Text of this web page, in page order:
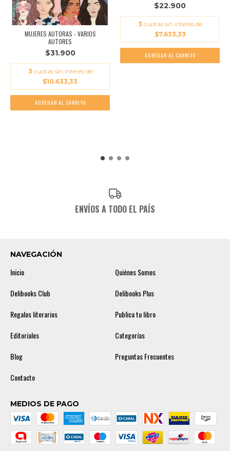
MUJERES AUTORAS - VARIOS
AUTORES
$31.900
3 cuotas sin interés de
$10.633,33
$22.900
3 cuotas sin interés de
$7.633,33
ENVÍOS A TODO EL PAÍS
NAVEGACIÓN
Inicio
Quiénes Somos
Delibooks Club
Delibooks Plus
Regalos literarios
Publica tu libro
Editoriales
Categorías
Blog
Preguntas Frecuentes
Contacto
MEDIOS DE PAGO